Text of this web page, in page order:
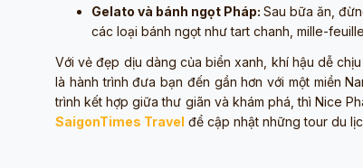
Gelato và bánh ngọt Pháp:Sau bữa ăn,
các loại bánh ngọt như tart chanh, mille-
Với vẻ đẹp dịu dàng của biển xanh, khí hậu dễ
là hành trình đưa bạn đến gần hơn với một miền
trình kết hợp giữa thư giãn và khám phá, thì Nice
SaigonTimes Travel để cập nhật những tour du